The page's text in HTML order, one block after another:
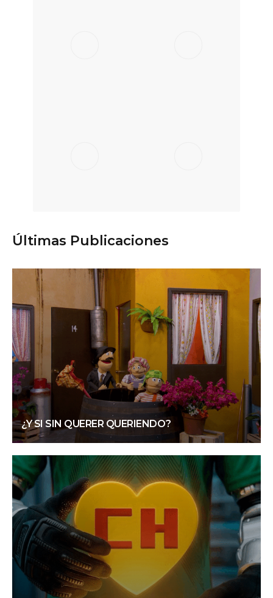
Últimas Publicaciones
¿Y SI SIN QUERER QUERIENDO?